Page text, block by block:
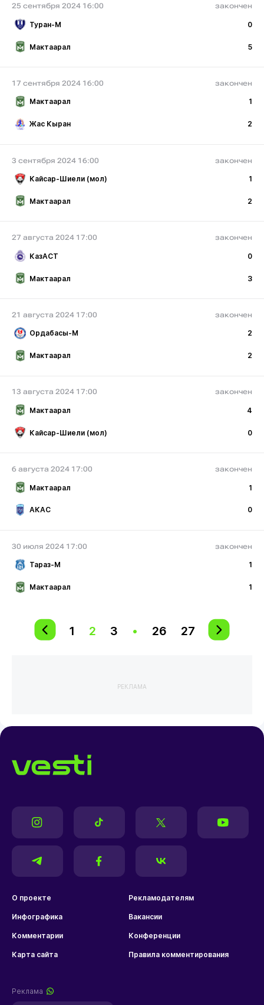
25 сентября 2024 16:00 закончен
Туран-М 0
Мактаарал 5
17 сентября 2024 16:00 закончен
Мактаарал 1
Жас Кыран 2
3 сентября 2024 16:00 закончен
Кайсар-Шиели (мол) 1
Мактаарал 2
27 августа 2024 17:00 закончен
КазАСТ 0
Мактаарал 3
21 августа 2024 17:00 закончен
Ордабасы-М 2
Мактаарал 2
13 августа 2024 17:00 закончен
Мактаарал 4
Кайсар-Шиели (мол) 0
6 августа 2024 17:00 закончен
Мактаарал 1
АКАС 0
30 июля 2024 17:00 закончен
Тараз-М 1
Мактаарал 1
1 2 3 • 26 27
РЕКЛАМА
О проекте Рекламодателям
Инфографика Вакансии
Комментарии Конференции
Карта сайта Правила комментирования
Реклама